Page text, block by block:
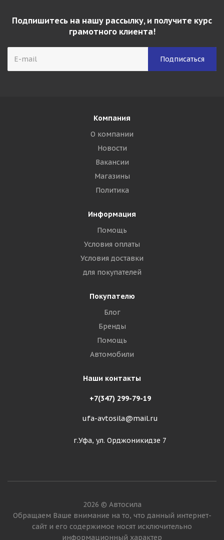
Подпишитесь на нашу рассылку, и получите курс
грамотного клиента!
Компания
О компании
Новости
Вакансии
Магазины
Политика
Информация
Помощь
Условия оплаты
Условия доставки
для покупателей
Покупателю
Блог
Бренды
Помощь
Автомобили
Наши контакты
+7(347) 299-79-19
ufa-avtosila@mail.ru
г.Уфа, ул. Орджоникидзе 7
2026 © Автосила
Обращаем Ваше внимание на то, что данный интернет-
сайт и его содержимое носят исключительно
информационный характер